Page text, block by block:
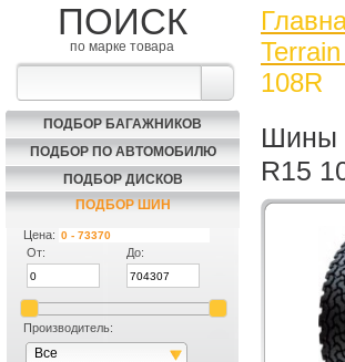
ПОИСК
по марке товара
ПОДБОР БАГАЖНИКОВ
ПОДБОР ПО АВТОМОБИЛЮ
ПОДБОР ДИСКОВ
ПОДБОР ШИН
Цена:
От:
До:
Производитель:
Все
108R
Шины
R15